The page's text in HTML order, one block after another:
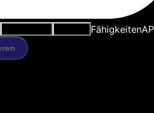
Fähigkeiten